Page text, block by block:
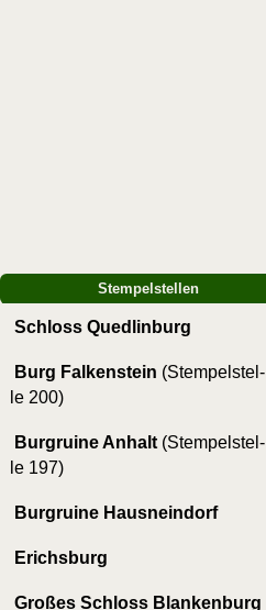
Stem­pel­stel­len
Schloss Quedlinburg
Burg Fal­ken­stein (Stem­pel­stel­
le 200)
Burg­rui­ne Anhalt (Stem­pel­stel­
le 197)
Burg­rui­ne Hausneindorf
Erichs­burg
Gro­ßes Schloss Blankenburg